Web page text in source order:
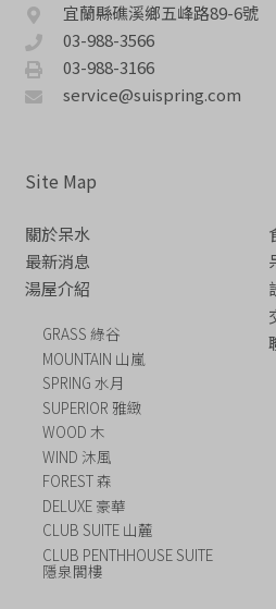
宜蘭縣礁溪鄉五峰路89-6號
03-988-3566
03-988-3166
service@suispring.com
Site Map
關於呆水
最新消息
湯屋介紹
GRASS 綠谷
MOUNTAIN 山嵐
SPRING 水月
SUPERIOR 雅緻
WOOD 木
WIND 沐風
FOREST 森
DELUXE 豪華
CLUB SUITE 山麓
CLUB PENTHHOUSE SUITE
隱泉閣樓